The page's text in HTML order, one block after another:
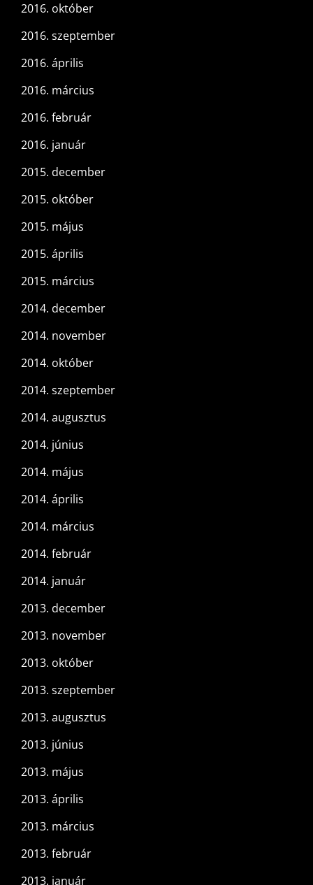
2016. október
2016. szeptember
2016. április
2016. március
2016. február
2016. január
2015. december
2015. október
2015. május
2015. április
2015. március
2014. december
2014. november
2014. október
2014. szeptember
2014. augusztus
2014. június
2014. május
2014. április
2014. március
2014. február
2014. január
2013. december
2013. november
2013. október
2013. szeptember
2013. augusztus
2013. június
2013. május
2013. április
2013. március
2013. február
2013. január